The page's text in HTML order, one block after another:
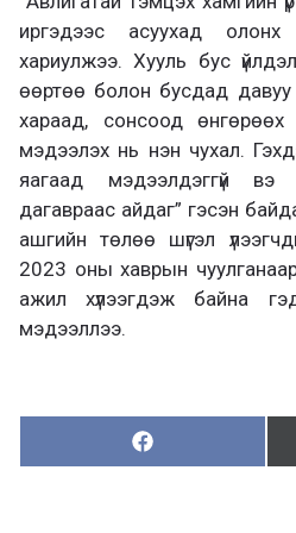
иргэдээс асуухад
хариулжээ. Хууль бус
өөртөө болон бусдад
хараад, сонсоод
мэдээлэх нь нэн чухал.
яагаад мэдээлдэггүй
дагавраас айдаг” гэсэн
ашгийн төлөө шүгэл
2023 оны хаврын
ажил хүлээгдэж байна
мэдээллээ.
Хуваалцах:
Х
у